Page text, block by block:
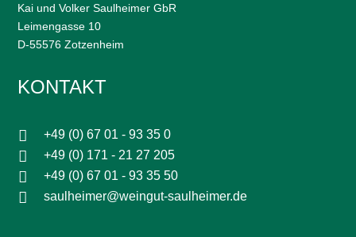
Kai und Volker Saulheimer GbR
Leimengasse 10
D-55576 Zotzenheim
KONTAKT
 +49 (0) 67 01 - 93 35 0
 +49 (0) 171 - 21 27 205
 +49 (0) 67 01 - 93 35 50
 saulheimer@weingut-saulheimer.de